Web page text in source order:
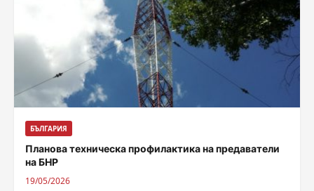
БЪЛГАРИЯ
Планова техническа профилактика на предаватели
на БНР
19/05/2026